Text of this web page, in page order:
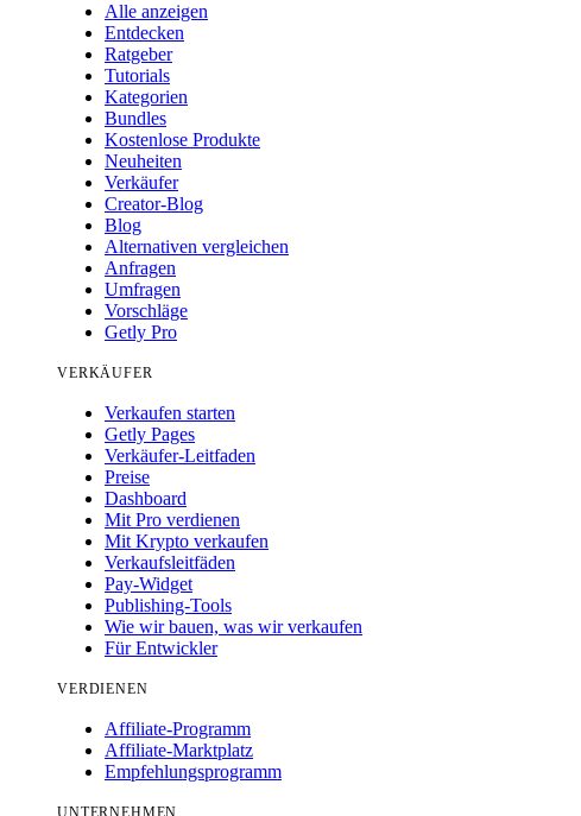
Alle anzeigen
Entdecken
Ratgeber
Tutorials
Kategorien
Bundles
Kostenlose Produkte
Neuheiten
Verkäufer
Creator-Blog
Blog
Alternativen vergleichen
Anfragen
Umfragen
Vorschläge
Getly Pro
VERKÄUFER
Verkaufen starten
Getly Pages
Verkäufer-Leitfaden
Preise
Dashboard
Mit Pro verdienen
Mit Krypto verkaufen
Verkaufsleitfäden
Pay-Widget
Publishing-Tools
Wie wir bauen, was wir verkaufen
Für Entwickler
VERDIENEN
Affiliate-Programm
Affiliate-Marktplatz
Empfehlungsprogramm
UNTERNEHMEN